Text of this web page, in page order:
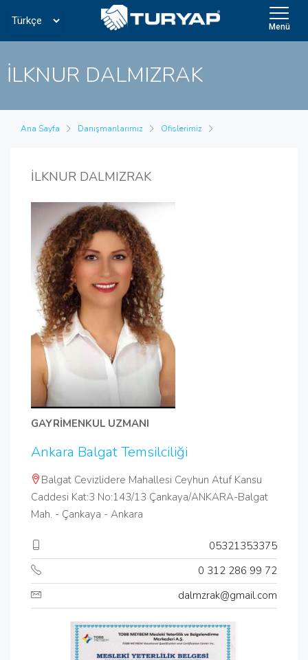
Menü
İLKNUR DALMIZRAK
Ana Sayfa Danışmanlarımız Ofislerimiz
İLKNUR DALMIZRAK
GAYRİMENKUL UZMANI
Ankara Balgat Temsilciliği
Balgat Cevizlidere Mahallesi Ceyhun Atuf Kansu
Caddesi Kat:3 No:143/13 Çankaya/ANKARA-Balgat
Mah. - Çankaya - Ankara
05321353375
0 312 286 99 72
dalmzrak@gmail.com